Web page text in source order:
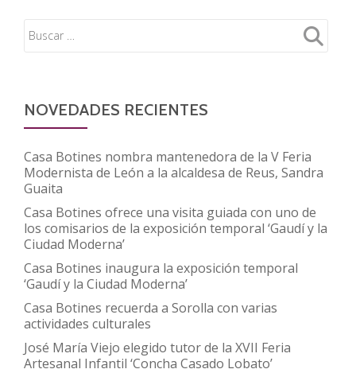
Día
Internacional
una
semana
de
actividades
NOVEDADES RECIENTES
Casa Botines nombra mantenedora de la V Feria
Modernista de León a la alcaldesa de Reus, Sandra
Guaita
Casa Botines ofrece una visita guiada con uno de
los comisarios de la exposición temporal ‘Gaudí y la
Ciudad Moderna’
Casa Botines inaugura la exposición temporal
‘Gaudí y la Ciudad Moderna’
Casa Botines recuerda a Sorolla con varias
actividades culturales
José María Viejo elegido tutor de la XVII Feria
Artesanal Infantil ‘Concha Casado Lobato’